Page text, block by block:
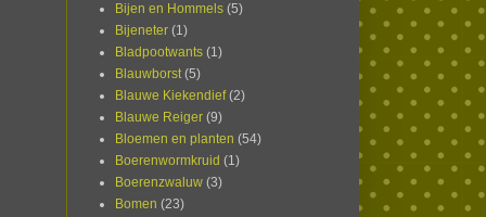
Bijen en Hommels (5)
Bijeneter (1)
Bladpootwants (1)
Blauwborst (5)
Blauwe Kiekendief (2)
Blauwe Reiger (9)
Bloemen en planten (54)
Boerenwormkruid (1)
Boerenzwaluw (3)
Bomen (23)